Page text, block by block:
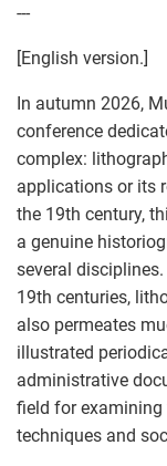
---
[English version.]
In autumn 2026,
conference
complex:
applications or its
the 19th century,
a genuine
several
19th centuries,
also permeates
illustrated
administrative
field for examining
techniques and